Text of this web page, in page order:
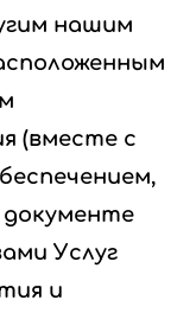
нашим
(вместе с
Услуг
и